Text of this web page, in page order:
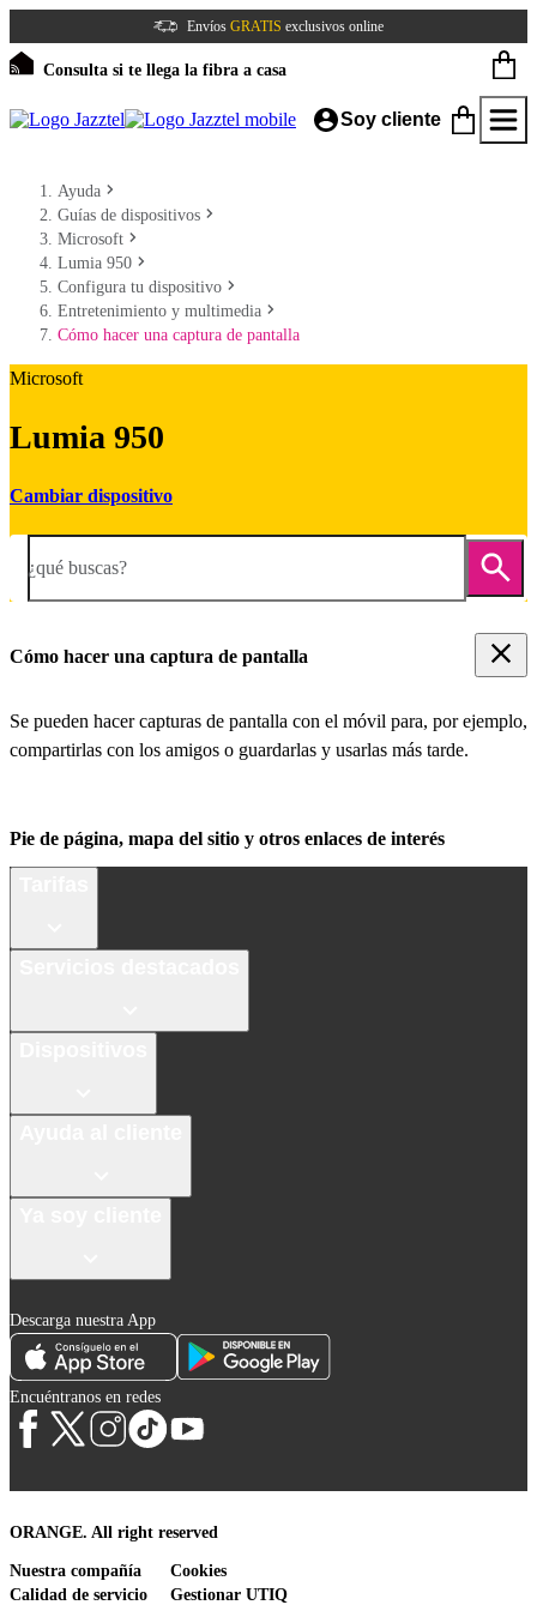
Envíos GRATIS exclusivos online
Consulta si te llega la fibra a casa
Soy cliente
Ayuda
Guías de dispositivos
Microsoft
Lumia 950
Configura tu dispositivo
Entretenimiento y multimedia
Cómo hacer una captura de pantalla
Microsoft
Lumia 950
Cambiar dispositivo
¿qué buscas?
Cómo hacer una captura de pantalla
Se pueden hacer capturas de pantalla con el móvil para, por ejemplo,
compartirlas con los amigos o guardarlas y usarlas más tarde.
Pie de página, mapa del sitio y otros enlaces de interés
Descarga nuestra App
Encuéntranos en redes
ORANGE. All right reserved
Nuestra compañía
Calidad de servicio
Cookies
Gestionar UTIQ